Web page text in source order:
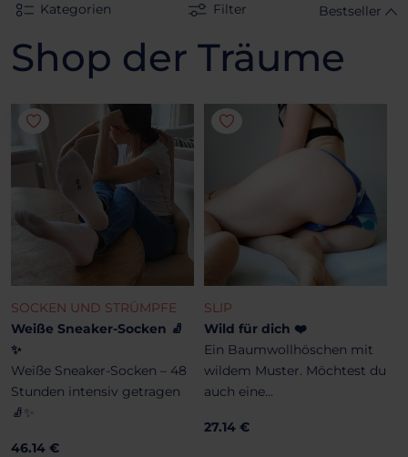
Kategorien Filter Bestseller
Shop der Träume
SOCKEN UND STRÜMPFE
Weiße Sneaker-Socken 🧦
✨
Weiße Sneaker-Socken – 48
Stunden intensiv getragen
🧦✨
46.14 €
SLIP
Wild für dich ❤️
Ein Baumwollhöschen mit
wildem Muster. Möchtest du
auch eine...
27.14 €